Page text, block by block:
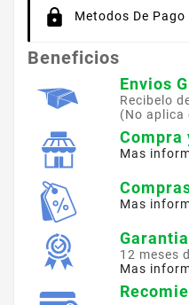
Metodos De
Beneficios
Envios
Recibelo
(No aplica
Compra
Mas
Mas
Garantia
12 meses
Mas